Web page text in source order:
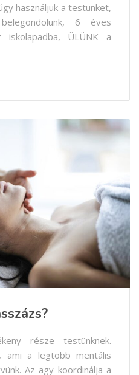
használjuk a testünket,
6 éves
iskolapadba, ÜLÜNK a
része testünknek.
ami a legtöbb mentális
Az agy koordinálja a